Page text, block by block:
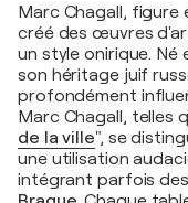
Marc Chagall, figure
créé des œuvres
un style onirique. Né
son héritage juif
profondément
Marc Chagall, telles
de la ville", se
une utilisation
intégrant parfois